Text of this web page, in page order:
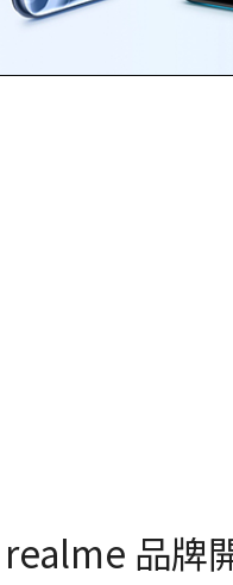
品牌